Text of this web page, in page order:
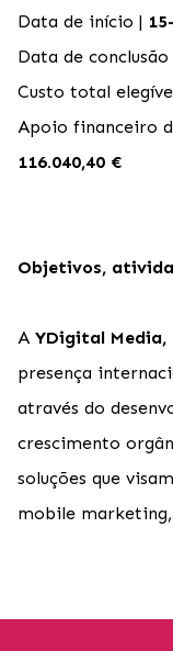
Data de início |
Data de conclusão
Custo total
Apoio financeiro
116.040,40 €
Objetivos,
A YDigital Media,
presença
através do
crescimento
soluções que
mobile